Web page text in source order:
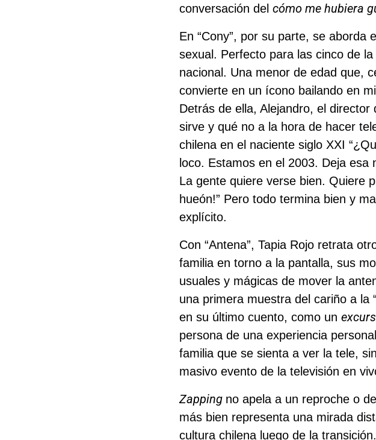
conversación delcómo me hubiera
En “Cony”, por su parte, se aborda
sexual. Perfecto para las cinco de
nacional. Una menor de edad que,
convierte en un ícono bailando en
Detrás de ella, Alejandro, el
sirve y qué no a la hora de hacer
chilena en el naciente siglo XXI
loco. Estamos en el 2003. Deja
La gente quiere verse bien. Quiere
hueón!” Pero todo termina bien y
explícito.
Con “Antena”, Tapia Rojo retrata
familia en torno a la pantalla, sus
usuales y mágicas de mover la
una primera muestra del cariño a la
en su último cuento, como un
persona de una experiencia
familia que se sienta a ver la tele,
masivo evento de la televisión en
Zapping no apela a un reproche o
más bien representa una mirada
cultura chilena luego de la